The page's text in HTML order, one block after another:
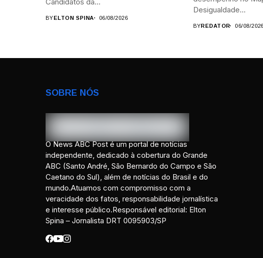
BYELTON SPINA 06/08/2026
Desigualdade...
BYREDATOR 06/08/2026
SOBRE NÓS
O News ABC Post é um portal de notícias
independente, dedicado à cobertura do Grande
ABC (Santo André, São Bernardo do Campo e São
Caetano do Sul), além de notícias do Brasil e do
mundo.Atuamos com compromisso com a
veracidade dos fatos, responsabilidade jornalística
e interesse público.Responsável editorial: Elton
Spina – Jornalista DRT 0095903/SP